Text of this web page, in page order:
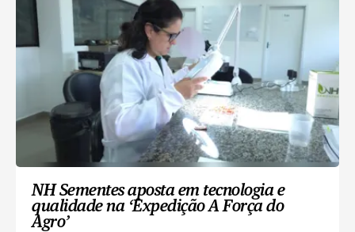
NH Sementes aposta em tecnologia e
qualidade na ‘Expedição A Força do
Agro’